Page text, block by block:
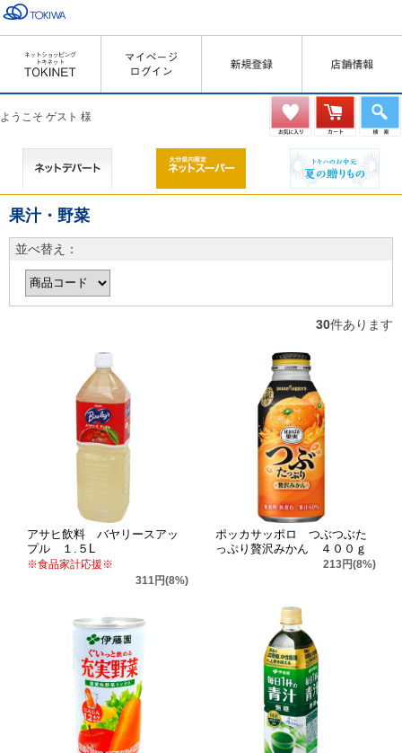
ようこそ ゲスト 様
果汁・野菜
並べ替え：
30件あります
アサヒ飲料 バヤリースアッ
プル １.５L
※食品家計応援※
311円(8%)
ポッカサッポロ つぶつぶた
っぷり贅沢みかん ４００ｇ
213円(8%)